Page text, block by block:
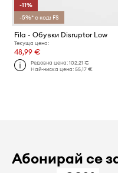
-11%
-5%* с код: FS
Fila - Обувки Disruptor Low
Текуща цена:
48,99 €
Редовна цена:102,21 €
Най-ниска цена:55,17 €
Абонирай се